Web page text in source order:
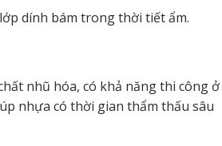
dính bám trong thời tiết ẩm.
nhũ hóa, có khả năng thi công ở
nhựa có thời gian thẩm thấu sâu